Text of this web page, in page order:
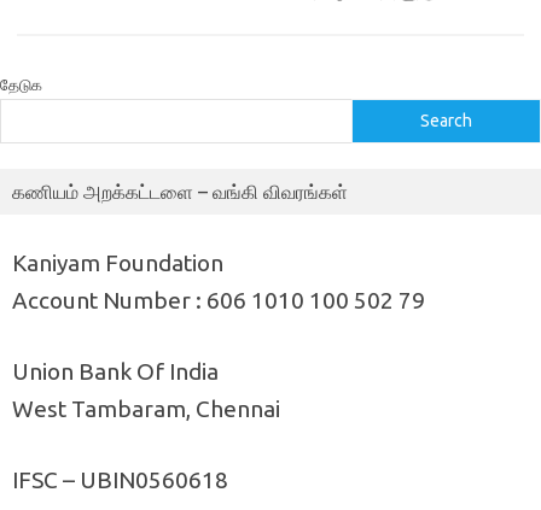
தேடுக
Search
கணியம் அறக்கட்டளை – வங்கி விவரங்கள்
Kaniyam Foundation
Account Number : 606 1010 100 502 79
Union Bank Of India
West Tambaram, Chennai
IFSC – UBIN0560618